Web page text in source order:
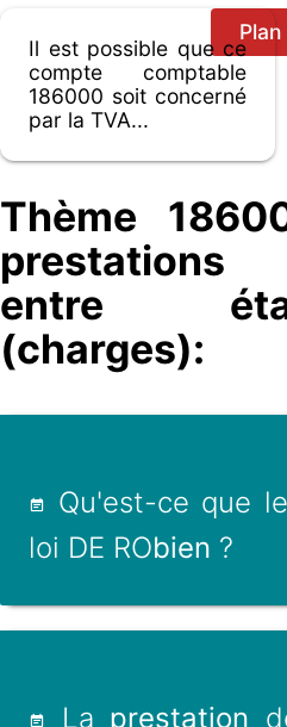
Il est possible que ce
compte comptable
186000 soit concerné
par la TVA...
Thème
entre
(charges):
Qu'est-ce que
loi DE RObien ?
La prestation